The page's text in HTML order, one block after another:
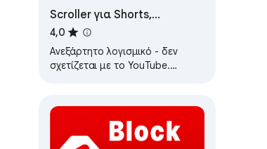
Scroller για Shorts,
λειτουργεί με το Youtube
[QVI]
4,0
Ανεξάρτητο λογισμικό - δεν
σχετίζεται με το YouTube.
προσαρμοσμένες
συντομεύσεις…